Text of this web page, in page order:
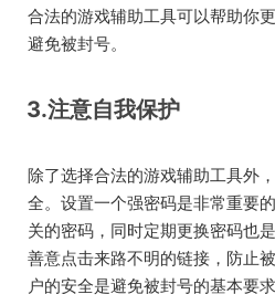
合法的游戏辅助工具可以帮助你
避免被封号。
3.注意自我保护
除了选择合法的游戏辅助工具外
全。设置一个强密码是非常重要
关的密码，同时定期更换密码也
善意点击来路不明的链接，防止
户的安全是避免被封号的基本要求